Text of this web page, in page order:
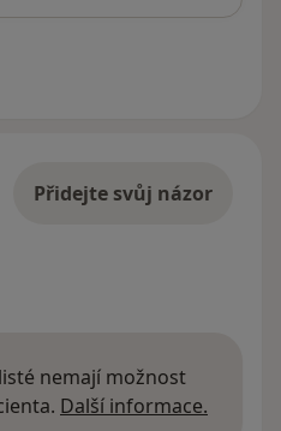
Přidejte svůj názor
nemají možnost
Další informace.